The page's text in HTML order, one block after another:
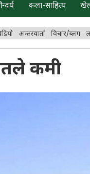
कला-साहित्य
अन्तरवार्ता विचार/ब्लग
कमी